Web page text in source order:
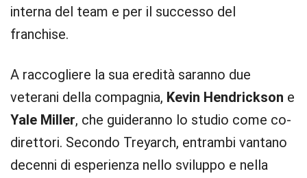
interna del team e per il successo del
franchise.
A raccogliere la sua eredità saranno due
veterani della compagnia, Kevin Hendrickson e
Yale Miller, che guideranno lo studio come co-
direttori. Secondo Treyarch, entrambi vantano
decenni di esperienza nello sviluppo e nella